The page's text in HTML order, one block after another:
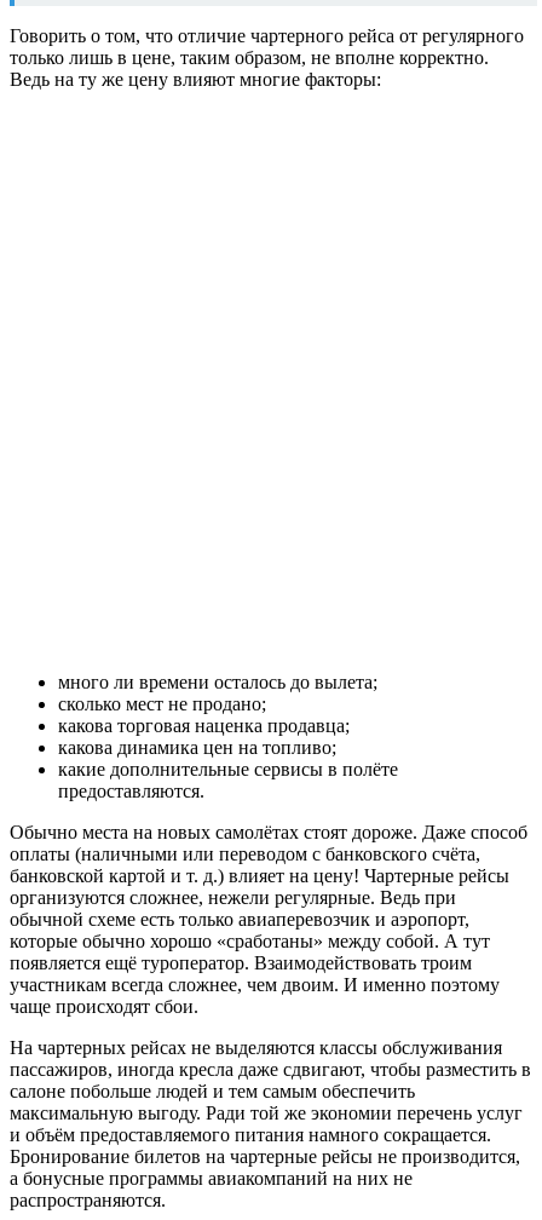
Говорить о том, что отличие чартерного рейса от регулярного
только лишь в цене, таким образом, не вполне корректно.
Ведь на ту же цену влияют многие факторы:
много ли времени осталось до вылета;
сколько мест не продано;
какова торговая наценка продавца;
какова динамика цен на топливо;
какие дополнительные сервисы в полёте
предоставляются.
Обычно места на новых самолётах стоят дороже. Даже способ
оплаты (наличными или переводом с банковского счёта,
банковской картой и т. д.) влияет на цену! Чартерные рейсы
организуются сложнее, нежели регулярные. Ведь при
обычной схеме есть только авиаперевозчик и аэропорт,
которые обычно хорошо «сработаны» между собой. А тут
появляется ещё туроператор. Взаимодействовать троим
участникам всегда сложнее, чем двоим. И именно поэтому
чаще происходят сбои.
На чартерных рейсах не выделяются классы обслуживания
пассажиров, иногда кресла даже сдвигают, чтобы разместить в
салоне побольше людей и тем самым обеспечить
максимальную выгоду. Ради той же экономии перечень услуг
и объём предоставляемого питания намного сокращается.
Бронирование билетов на чартерные рейсы не производится,
а бонусные программы авиакомпаний на них не
распространяются.